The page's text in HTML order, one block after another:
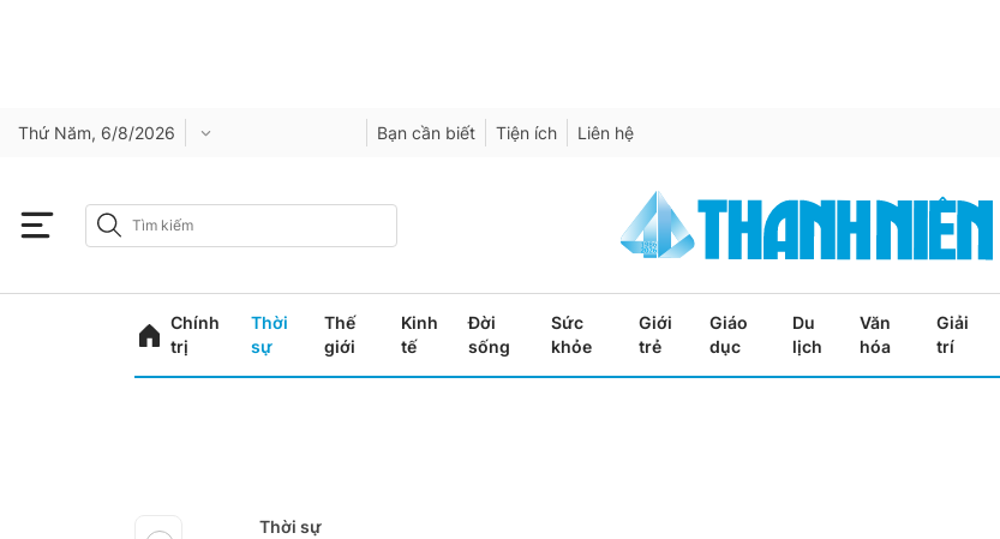
Thứ Năm, 6/8/2026 Bạn cần biết Tiện ích Liên hệ
Chính
trị
Thời
sự
Thế
giới
Kinh
tế
Đời
sống
Sức
khỏe
Giới
trẻ
Giáo
dục
Du
lịch
Văn
hóa
Giải
trí
Thời sự